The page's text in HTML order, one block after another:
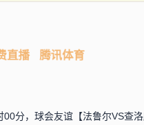
直播 腾讯体育
00分，球会友谊【法鲁尔VS查